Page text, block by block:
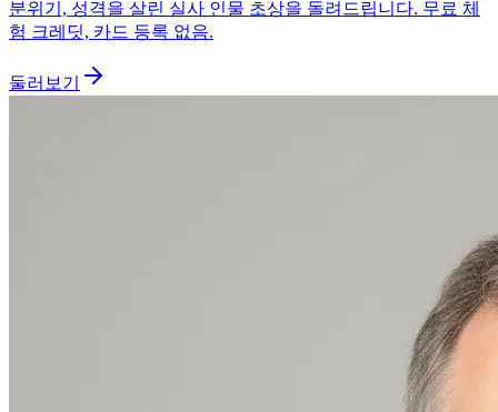
분위기, 성격을 살린 실사 인물 초상을 돌려드립니다. 무료 체
험 크레딧, 카드 등록 없음.
둘러보기